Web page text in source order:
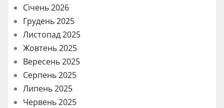
Січень 2026
Грудень 2025
Листопад 2025
Жовтень 2025
Вересень 2025
Серпень 2025
Липень 2025
Червень 2025